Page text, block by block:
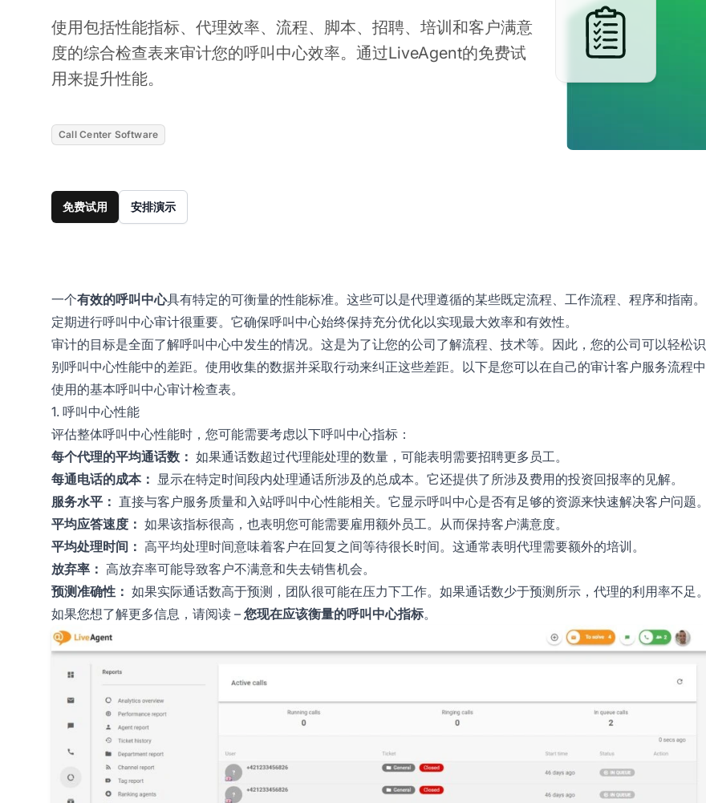
使用包括性能指标、代理效率、流程、脚本、招聘、培训和客户满意
度的综合检查表来审计您的呼叫中心效率。通过LiveAgent的免费试
用来提升性能。
Call Center Software
免费试用 安排演示
一个有效的呼叫中心具有特定的可衡量的性能标准。这些可以是代理遵循的某些既定流程、工作流程、程序和指南。
定期进行呼叫中心审计很重要。它确保呼叫中心始终保持充分优化以实现最大效率和有效性。
审计的目标是全面了解呼叫中心中发生的情况。这是为了让您的公司了解流程、技术等。因此，您的公司可以轻松识
别呼叫中心性能中的差距。使用收集的数据并采取行动来纠正这些差距。以下是您可以在自己的审计客户服务流程中
使用的基本呼叫中心审计检查表。
1. 呼叫中心性能
评估整体呼叫中心性能时，您可能需要考虑以下呼叫中心指标：
每个代理的平均通话数： 如果通话数超过代理能处理的数量，可能表明需要招聘更多员工。
每通电话的成本： 显示在特定时间段内处理通话所涉及的总成本。它还提供了所涉及费用的投资回报率的见解。
服务水平： 直接与客户服务质量和入站呼叫中心性能相关。它显示呼叫中心是否有足够的资源来快速解决客户问题。
平均应答速度： 如果该指标很高，也表明您可能需要雇用额外员工。从而保持客户满意度。
平均处理时间： 高平均处理时间意味着客户在回复之间等待很长时间。这通常表明代理需要额外的培训。
放弃率： 高放弃率可能导致客户不满意和失去销售机会。
预测准确性： 如果实际通话数高于预测，团队很可能在压力下工作。如果通话数少于预测所示，代理的利用率不足。
如果您想了解更多信息，请阅读 – 您现在应该衡量的呼叫中心指标。